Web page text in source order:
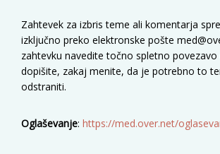
Zahtevek za izbris teme ali komentarja
izključno preko elektronske pošte
zahtevku navedite točno spletno
dopišite, zakaj menite, da je potrebno to
odstraniti.
Oglaševanje: https://med.over.net/